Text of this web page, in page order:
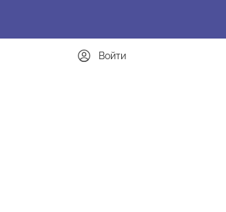
Войти